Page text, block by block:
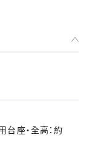
座・全高：約